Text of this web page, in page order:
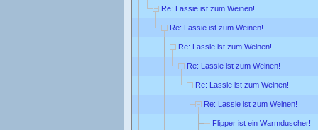
Re: Lassie ist zum Weinen!
Re: Lassie ist zum Weinen!
Re: Lassie ist zum Weinen!
Re: Lassie ist zum Weinen!
Re: Lassie ist zum Weinen!
Re: Lassie ist zum Weinen!
Flipper ist ein Warmduscher!